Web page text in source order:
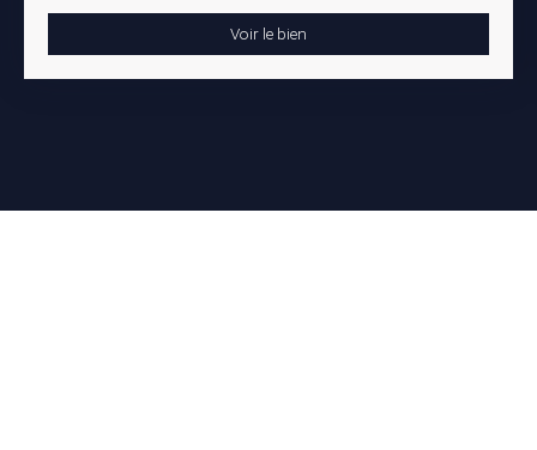
Voir le bien